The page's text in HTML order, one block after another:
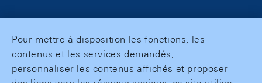
Pour mettre à disposition les fonctions, les
contenus et les services demandés,
personnaliser les contenus affichés et proposer